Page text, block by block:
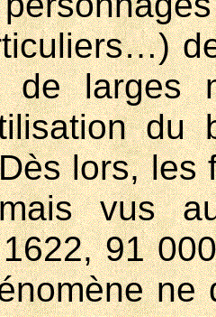
de larges
du
lors, les
vus
91
ne